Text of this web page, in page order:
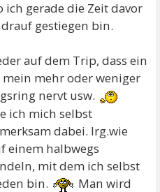
ich gerade die Zeit davor
gestiegen bin.
auf dem Trip, dass ein
mehr oder weniger
nervt usw.
ich mich selbst
dabei. Irg.wie
einem halbwegs
mit dem ich selbst
bin.
Man wird